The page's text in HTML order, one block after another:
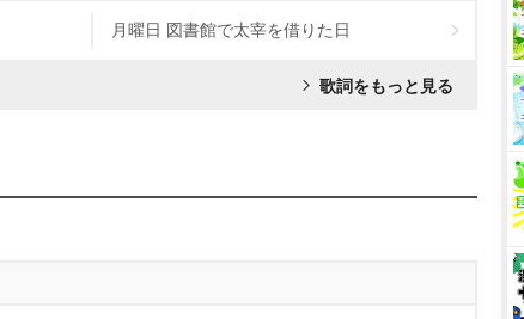
月曜日 図書館で太宰を借りた日
歌詞をもっと見る